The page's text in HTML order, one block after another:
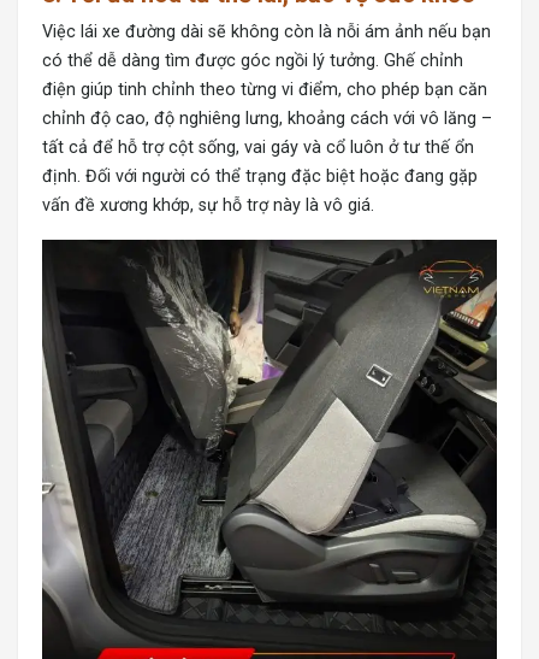
Việc lái xe đường dài sẽ không còn là nỗi ám ảnh nếu bạn
có thể dễ dàng tìm được góc ngồi lý tưởng. Ghế chỉnh
điện giúp tinh chỉnh theo từng vi điểm, cho phép bạn căn
chỉnh độ cao, độ nghiêng lưng, khoảng cách với vô lăng –
tất cả để hỗ trợ cột sống, vai gáy và cổ luôn ở tư thế ổn
định. Đối với người có thể trạng đặc biệt hoặc đang gặp
vấn đề xương khớp, sự hỗ trợ này là vô giá.